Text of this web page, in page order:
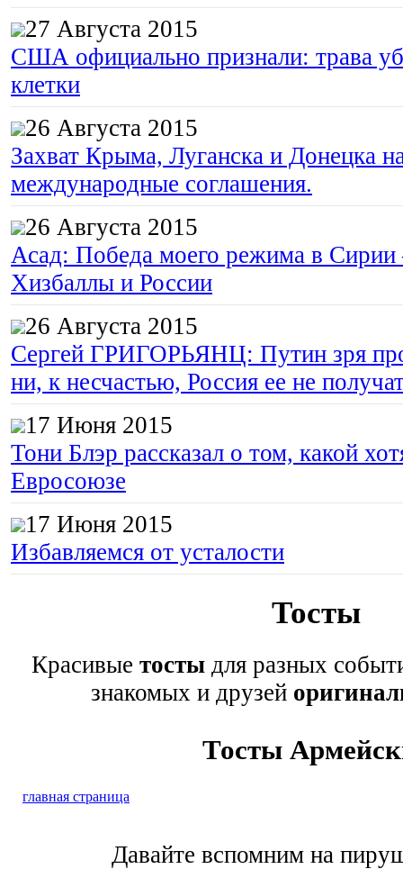
27 Августа 2015
США официально признали: трава
клетки
26 Августа 2015
Захват Крыма, Луганска и Донецка
международные соглашения.
26 Августа 2015
Асад: Победа моего режима в
Хизбаллы и России
26 Августа 2015
Сергей ГРИГОРЬЯНЦ: Путин зря
ни, к несчастью, Россия ее не
17 Июня 2015
Тони Блэр рассказал о том, какой
Евросоюзе
17 Июня 2015
Избавляемся от усталости
Тосты
Красивые тостыдля разных
знакомых и друзей
Тосты
главная страница
Давайте вспомним на